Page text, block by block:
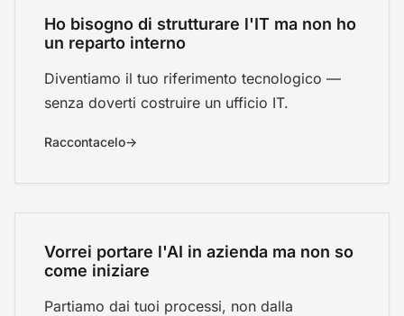
Ho bisogno di strutturare l'IT ma non ho
un reparto interno
Diventiamo il tuo riferimento tecnologico —
senza doverti costruire un ufficio IT.
Raccontacelo
Vorrei portare l'AI in azienda ma non so
come iniziare
Partiamo dai tuoi processi, non dalla